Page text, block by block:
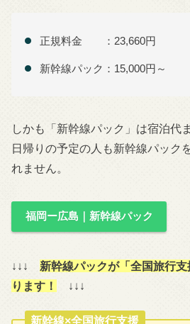
正規料金 ：23,660円
新幹線パック：15,000円～
しかも「新幹線パック」は宿泊代
日帰りの予定の人も新幹線パック
れません。
福岡ー広島｜新幹線パック
↓↓↓ 新幹線パックが「全国旅行
ります！
↓↓↓
新幹線×全国旅行支援